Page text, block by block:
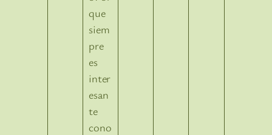
que
siem
pre
es
inter
esan
te
cono